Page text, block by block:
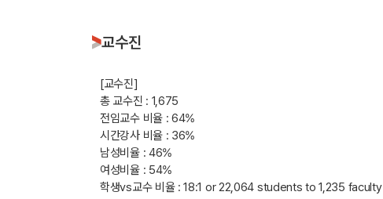
교수진
[교수진]
총 교수진 : 1,675
전임교수 비율 : 64%
시간강사 비율 : 36%
남성비율 : 46%
여성비율 : 54%
학생vs교수 비율 : 18:1 or 22,064 students to 1,235 faculty